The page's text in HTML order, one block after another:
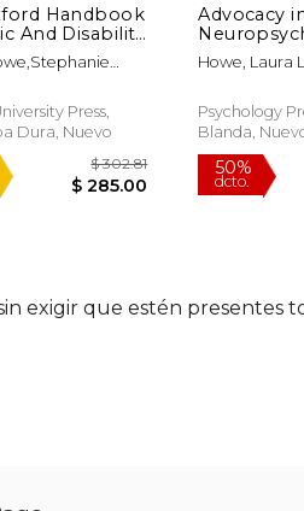
Handbook
And Disability
(oxford
(en
StrausPress,
Dura, Nuevo
Advocacy
Special
Clinical
(en Inglés)
Howe, Laura
Psychology
Blanda,
exigir que estén presentes